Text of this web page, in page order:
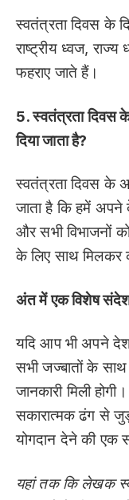
स्वतंत्रता दिवस के
राष्ट्रीय ध्वज,
फहराए जाते हैं।
5. स्वतंत्रता दिवस
दिया जाता है?
स्वतंत्रता दिवस के
जाता है कि हमें
और सभी विभाजनों
के लिए साथ मिलकर
अंत में एक विशेष
यदि आप भी अपने देश
सभी जज्बातों के
जानकारी मिली
सकारात्मक ढंग से
योगदान देने की एक
यहां तक कि लेखक